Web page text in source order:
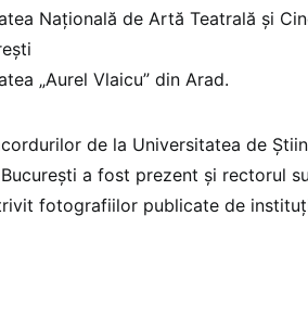
Națională de Artă Teatrală și
„Aurel Vlaicu” din Arad.
de la Universitatea de
a fost prezent și rectorul
fotografiilor publicate de